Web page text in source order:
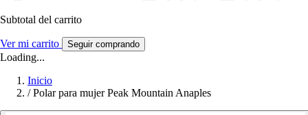
Subtotal del carrito
Ver mi carrito Seguir comprando
Loading...
Inicio
/ Polar para mujer Peak Mountain Anaples